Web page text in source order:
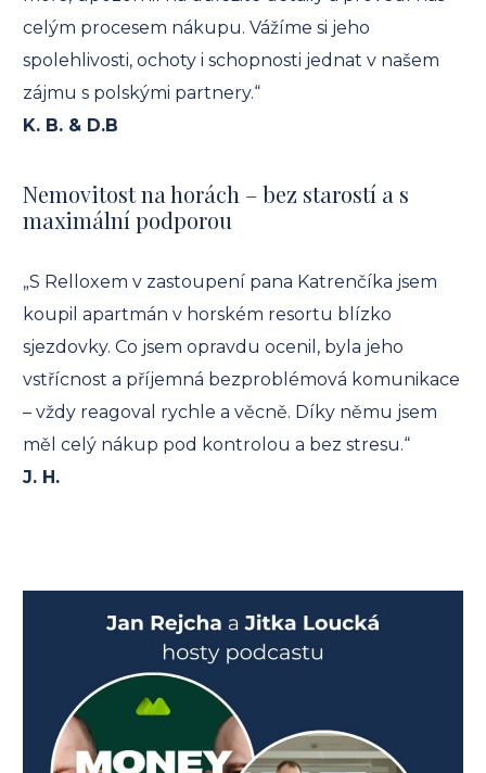
celým procesem nákupu. Vážíme si jeho
spolehlivosti, ochoty i schopnosti jednat v našem
zájmu s polskými partnery.“
K. B. & D.B
Nemovitost na horách – bez starostí a s
maximální podporou
„S Relloxem v zastoupení pana Katrenčíka jsem
koupil apartmán v horském resortu blízko
sjezdovky. Co jsem opravdu ocenil, byla jeho
vstřícnost a příjemná bezproblémová komunikace
– vždy reagoval rychle a věcně. Díky němu jsem
měl celý nákup pod kontrolou a bez stresu.“
J. H.